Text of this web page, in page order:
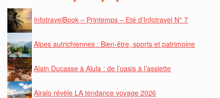
InfotravelBook – Printemps – Eté d’Infotravel N° 7
Alpes autrichiennes : Bien-être, sports et patrimoine
Alain Ducasse à Alula : de l’oasis à l’assiette
Airalo révèle LA tendance voyage 2026